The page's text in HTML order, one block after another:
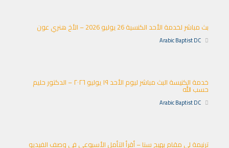
بث مباشر لخدمة الأحد الكنسية 26 يوليو 2026 – الأخ هنري عون
Arabic Baptist DC
خدمة الكنيسة البث مباشر ليوم الأحد ١٩ يوليو ٢٠٢٦ – الدكتور حليم
حسب الله
Arabic Baptist DC
ترنيمة لي مقام بهيج سنا – أقرأ التأمل الأسبوعي في وصف الفيديو